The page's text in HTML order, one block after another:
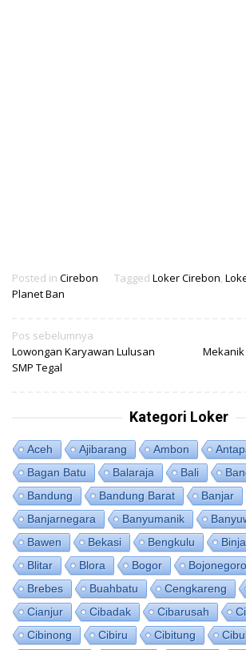
Posted in Cirebon Tagged Loker Cirebon,
Planet Ban
Navigasi
pos
Pos sebelumnya
Lowongan Karyawan Lulusan
SMP Tegal
Kategori Loker
Aceh Ajibarang Ambon
Bagan Batu
Balaraja Bali
Bandung
Bandung Barat Banjar
Banjarnegara
Banyumanik
Bawen
Bekasi Bengkulu
Blitar
Blora Bogor Bojonegoro
Brebes
Buahbatu Cengkareng
Cianjur
Cibadak Cibarusah
Cibinong
Cibiru Cibitung